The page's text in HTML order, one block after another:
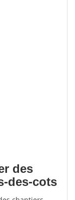
des
des-cots